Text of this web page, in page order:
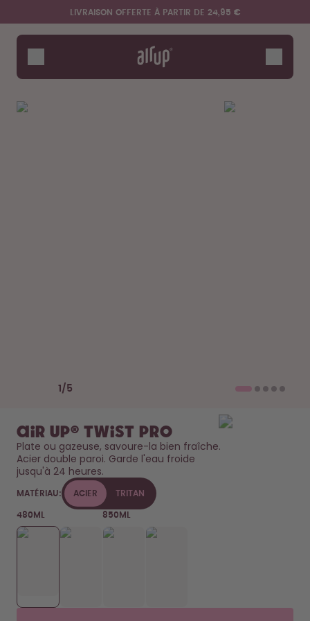
Aller au contenu principal
Déclaration d'accessibilitéLIVRAISON OFFERTE À PARTIR DE 24,95 €
Gourdes
Arômes
1 / 5
air up® Twist Pro
Plate ou gazeuse, savoure-la bien fraîche.
Acier double paroi. Garde l'eau froide
jusqu'à 24 heures.
MATÉRIAU: ACIER TRITAN
480ML 850ML